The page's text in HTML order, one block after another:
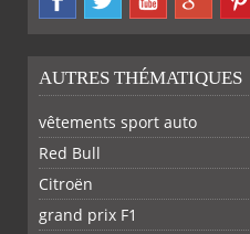
AUTRES THÉMATIQUES
vêtements sport auto
Red Bull
Citroën
grand prix F1